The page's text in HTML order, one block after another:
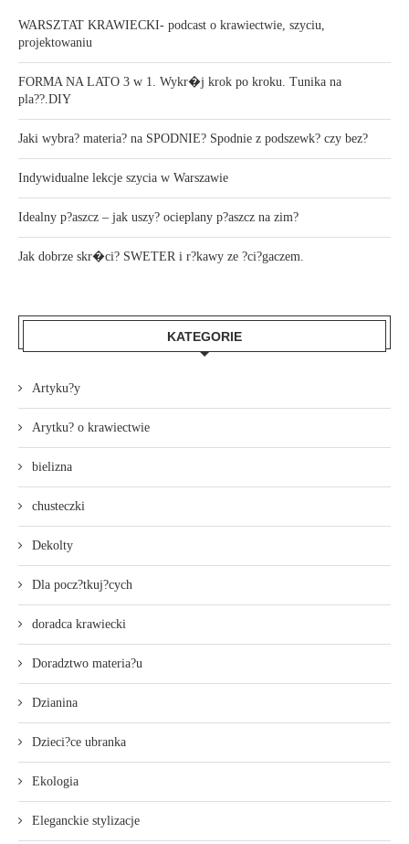
WARSZTAT KRAWIECKI- podcast o krawiectwie, szyciu,
projektowaniu
FORMA NA LATO 3 w 1. Wykr�j krok po kroku. Tunika na
pla??.DIY
Jaki wybra? materia? na SPODNIE? Spodnie z podszewk? czy bez?
Indywidualne lekcje szycia w Warszawie
Idealny p?aszcz – jak uszy? ocieplany p?aszcz na zim?
Jak dobrze skr�ci? SWETER i r?kawy ze ?ci?gaczem.
KATEGORIE
Artyku?y
Arytku? o krawiectwie
bielizna
chusteczki
Dekolty
Dla pocz?tkuj?cych
doradca krawiecki
Doradztwo materia?u
Dzianina
Dzieci?ce ubranka
Ekologia
Eleganckie stylizacje